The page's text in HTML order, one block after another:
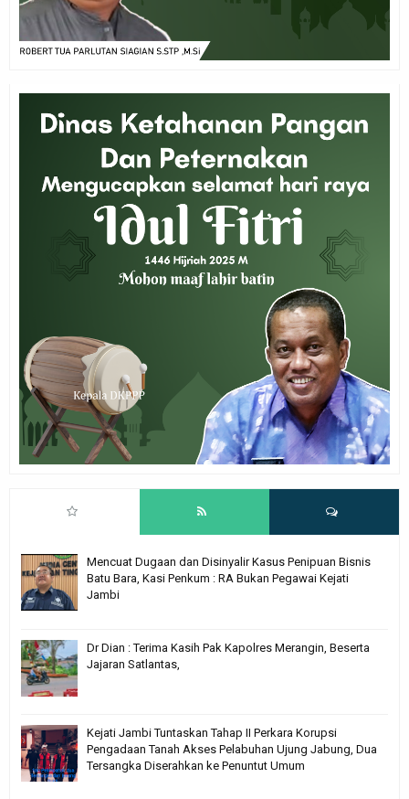
Mencuat Dugaan dan Disinyalir Kasus Penipuan Bisnis
Batu Bara, Kasi Penkum : RA Bukan Pegawai Kejati
Jambi
Dr Dian : Terima Kasih Pak Kapolres Merangin, Beserta
Jajaran Satlantas,
Kejati Jambi Tuntaskan Tahap II Perkara Korupsi
Pengadaan Tanah Akses Pelabuhan Ujung Jabung, Dua
Tersangka Diserahkan ke Penuntut Umum